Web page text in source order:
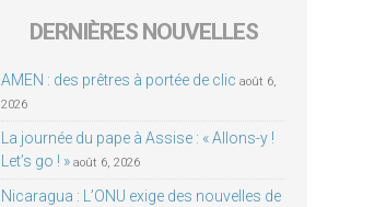
DERNIÈRES NOUVELLES
AMEN : des prêtres à portée de clic août 6,
2026
La journée du pape à Assise : « Allons-y !
Let’s go ! » août 6, 2026
Nicaragua : L’ONU exige des nouvelles de